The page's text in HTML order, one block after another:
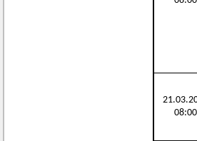
08:00